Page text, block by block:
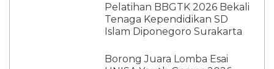
Pelatihan BBGTK 2026 Bekali
Tenaga Kependidikan SD
Islam Diponegoro Surakarta
Borong Juara Lomba Esai